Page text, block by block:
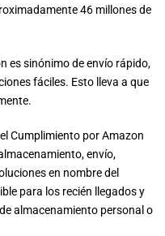
46 millones de
es sinónimo de envío rápido,
fáciles. Esto lleva a que
Cumplimiento por Amazon
envío,
en nombre del
para los recién llegados y
almacenamiento personal o